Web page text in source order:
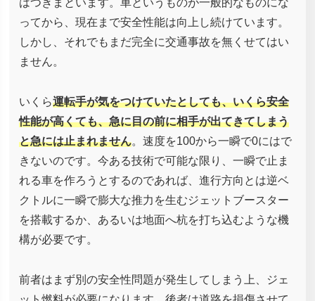
はつきまといます。車というものが一般的なものにな
ってから、現在まで安全性能は向上し続けています。
しかし、それでもまだ完全に交通事故を無くせてはい
ません。
いくら運転手が気をつけていたとしても、いくら安全
性能が高くても、急に目の前に相手が出てきてしまう
と急には止まれません。速度を100から一瞬で0にはで
きないのです。今ある技術で可能な限り、一瞬で止ま
れる車を作ろうとするのであれば、進行方向とは逆ベ
クトルに一瞬で膨大な推力を生むジェットブースター
を搭載するか、あるいは地面へ杭を打ち込むような機
構が必要です。
前者はまず別の安全性問題が発生してしまう上、ジェ